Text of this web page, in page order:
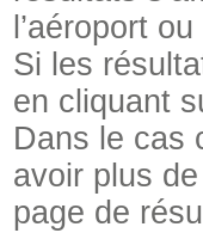
l’aéroport
Si les
en cliquant
Dans le cas
avoir plus
page de